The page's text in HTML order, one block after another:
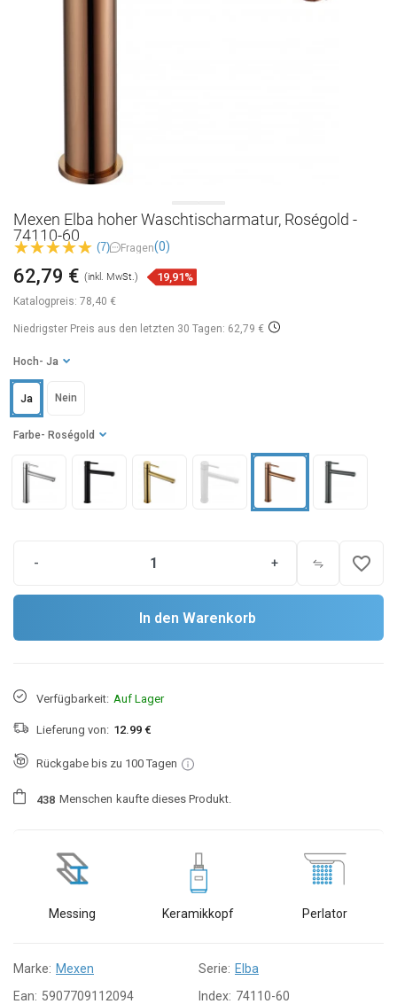
Mexen Elba hoher Waschtischarmatur, Roségold -
74110-60
(7) Fragen(0)
Katalogpreis: 78,40 €
62,79 € (inkl. MwSt.) 19,91%
Niedrigster Preis aus den letzten 30 Tagen: 62,79 €
Farbe - Roségold
Hoch - Ja
Ja Nein
- + favorite_border
In den Warenkorb
Verfügbarkeit: Auf Lager
Lieferung von: 12.99 €
Rückgabe bis zu 100 Tagen
438 Menschen kaufte dieses Produkt.
Messing Keramikkopf Perlator
Marke: Mexen Serie: Elba
Ean: 5907709112094 Index: 74110-60